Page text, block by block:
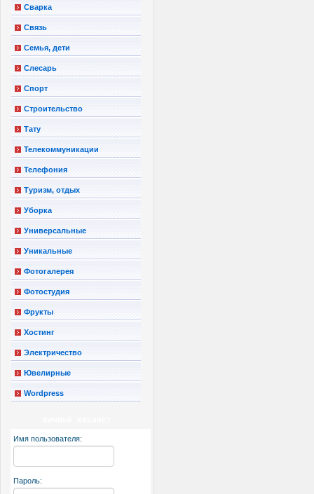
Сварка
Связь
Семья, дети
Слесарь
Спорт
Строительство
Тату
Телекоммуникации
Телефония
Туризм, отдых
Уборка
Универсальные
Уникальные
Фотогалерея
Фотостудия
Фрукты
Хостинг
Электричество
Ювелирные
Wordpress
Имя пользователя:
Пароль: